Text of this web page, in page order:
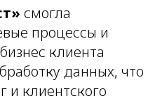
смогла
процессы и
клиента
данных, что
и клиентского